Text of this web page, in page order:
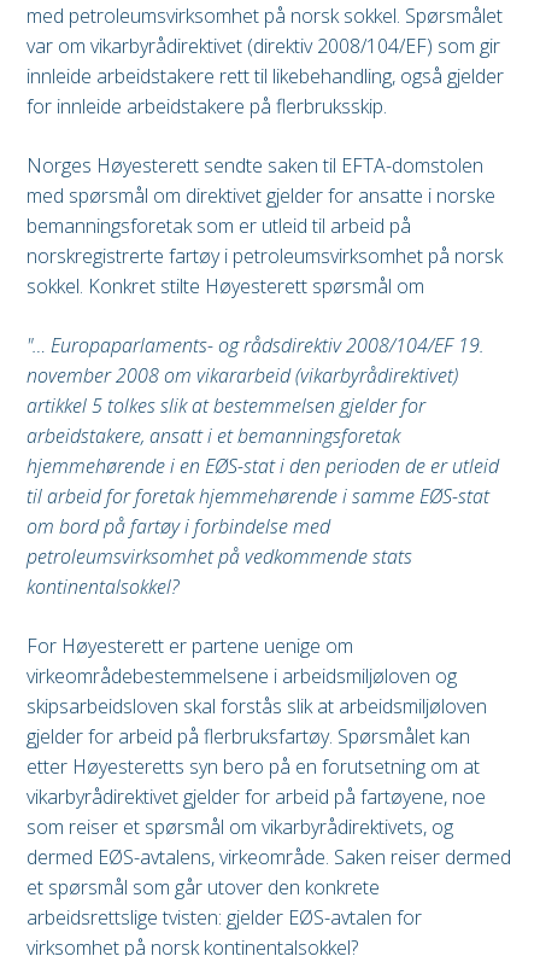
med petroleumsvirksomhet på norsk sokkel. Spørsmålet
var om vikarbyrådirektivet (direktiv 2008/104/EF) som gir
innleide arbeidstakere rett til likebehandling, også gjelder
for innleide arbeidstakere på flerbruksskip.
Norges Høyesterett sendte saken til EFTA-domstolen
med spørsmål om direktivet gjelder for ansatte i norske
bemanningsforetak som er utleid til arbeid på
norskregistrerte fartøy i petroleumsvirksomhet på norsk
sokkel. Konkret stilte Høyesterett spørsmål om
"… Europaparlaments- og rådsdirektiv 2008/104/EF 19.
november 2008 om vikararbeid (vikarbyrådirektivet)
artikkel 5 tolkes slik at bestemmelsen gjelder for
arbeidstakere, ansatt i et bemanningsforetak
hjemmehørende i en EØS-stat i den perioden de er utleid
til arbeid for foretak hjemmehørende i samme EØS-stat
om bord på fartøy i forbindelse med
petroleumsvirksomhet på vedkommende stats
kontinentalsokkel?
For Høyesterett er partene uenige om
virkeområdebestemmelsene i arbeidsmiljøloven og
skipsarbeidsloven skal forstås slik at arbeidsmiljøloven
gjelder for arbeid på flerbruksfartøy. Spørsmålet kan
etter Høyesteretts syn bero på en forutsetning om at
vikarbyrådirektivet gjelder for arbeid på fartøyene, noe
som reiser et spørsmål om vikarbyrådirektivets, og
dermed EØS-avtalens, virkeområde. Saken reiser dermed
et spørsmål som går utover den konkrete
arbeidsrettslige tvisten: gjelder EØS-avtalen for
virksomhet på norsk kontinentalsokkel?